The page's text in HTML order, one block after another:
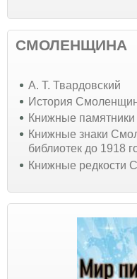
СМОЛЕНЩИНА
А. Т. Твардовский
История
Книжные памятники
Книжные знаки
библиотек до 1918
Книжные редкости